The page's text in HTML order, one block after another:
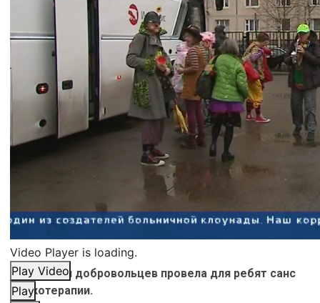
Video Player is loading.
Play Video
Play
Делегация добровольцев провела для ребят санс
смехотерапии.